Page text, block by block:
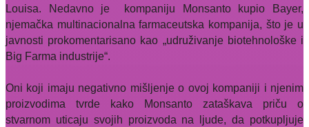
Louisa. Nedavno je
kompaniju Monsanto kupio Bayer,
njemačka multinacionalna farmaceutska kompanija, što je u
javnosti prokomentarisano kao „udruživanje biotehnološke i
Big Farma industrije“.
Oni koji imaju negativno mišljenje o ovoj kompaniji i njenim
proizvodima
tvrde kako Monsanto zataškava priču o
stvarnom uticaju svojih proizvoda na ljude, da potkupljuje